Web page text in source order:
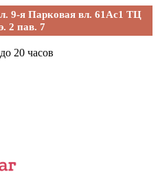
9-я Парковая вл. 61Ас1 ТЦ
2 пав. 7
20 часов